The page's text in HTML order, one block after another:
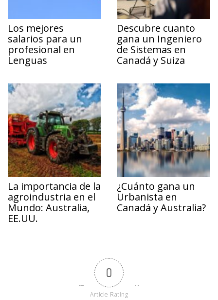
Los mejores
salarios para un
profesional en
Lenguas
Descubre cuanto
gana un Ingeniero
de Sistemas en
Canadá y Suiza
La importancia de la
agroindustria en el
Mundo: Australia,
EE.UU.
¿Cuánto gana un
Urbanista en
Canadá y Australia?
0
Article Rating